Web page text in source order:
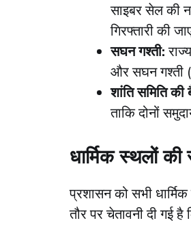
साइबर सेल की
गिरफ्तारी की
सघन गश्ती:
और सघन गश्ती
शांति समिति
ताकि दोनों
धार्मिक स्थलों
​प्रशासन को सभी
तौर पर चेतावनी दी गई